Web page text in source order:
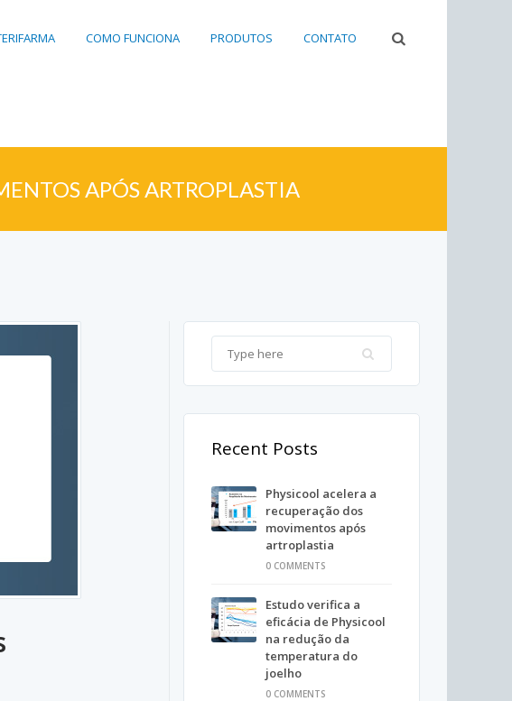
COMO FUNCIONA PRODUTOS CONTATO
APÓS ARTROPLASTIA
Recent Posts
Physicool acelera a
recuperação dos
movimentos após
artroplastia
0 COMMENTS
Estudo verifica a
eficácia de Physicool
na redução da
temperatura do
joelho
0 COMMENTS